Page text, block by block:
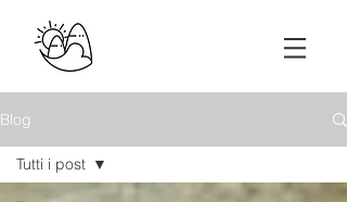
Blog
Tutti i post